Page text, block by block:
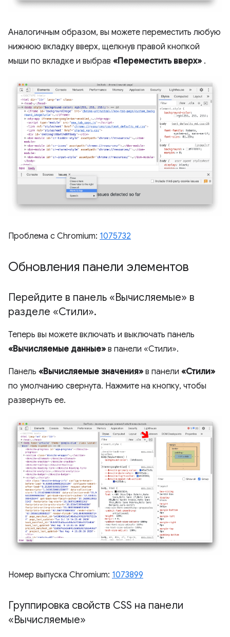
Аналогичным образом, вы можете переместить любую
нижнюю вкладку вверх, щелкнув правой кнопкой
мыши по вкладке и выбрав «Переместить вверх» .
Проблема с Chromium: 1075732
Обновления панели элементов
Перейдите в панель «Вычисляемые» в
разделе «Стили».
Теперь вы можете включать и выключать панель
«Вычисляемые данные» в панели «Стили».
Панель «Вычисляемые значения» в панели «Стили»
по умолчанию свернута. Нажмите на кнопку, чтобы
развернуть ее.
Номер выпуска Chromium: 1073899
Группировка свойств CSS на панели
«Вычисляемые»